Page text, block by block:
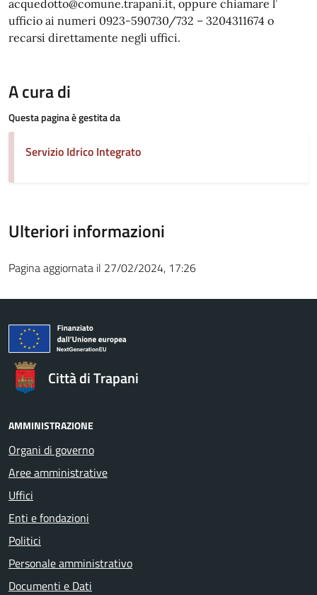
acquedotto@comune.trapani.it, oppure chiamare l’
ufficio ai numeri 0923-590730/732 – 3204311674 o
recarsi direttamente negli uffici.
A cura di
Questa pagina è gestita da
Servizio Idrico Integrato
Ulteriori informazioni
Pagina aggiornata il 27/02/2024, 17:26
Città di Trapani
AMMINISTRAZIONE
Organi di governo
Aree amministrative
Uffici
Enti e fondazioni
Politici
Personale amministrativo
Documenti e Dati